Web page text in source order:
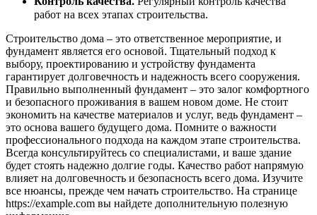
работ на всех этапах строительства.
Строительство дома – это ответственное мероприятие, и
фундамент является его основой. Тщательный подход к
выбору, проектированию и устройству фундамента
гарантирует долговечность и надежность всего сооружения.
Правильно выполненный фундамент – это залог комфортного
и безопасного проживания в вашем новом доме. Не стоит
экономить на качестве материалов и услуг, ведь фундамент –
это основа вашего будущего дома. Помните о важности
профессионального подхода на каждом этапе строительства.
Всегда консультируйтесь со специалистами, и ваше здание
будет стоять надежно долгие годы. Качество работ напрямую
влияет на долговечность и безопасность всего дома. Изучите
все нюансы, прежде чем начать строительство. На странице
https://example.com вы найдете дополнительную полезную